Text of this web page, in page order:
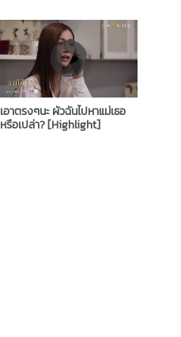
เอาตรงๆนะ ผัวฉันไปหาแม่เธอ
หรือเปล่า? [Highlight]